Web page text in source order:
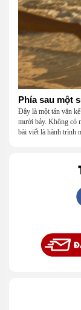
Phía sau một
Đây là một tản văn
mười bảy. Không có
bài viết là hành trình
là một mối tình, mà